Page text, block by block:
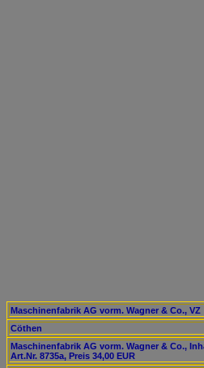
Maschinenfabrik AG vorm. Wagner & Co., VZ
Cöthen
Maschinenfabrik AG vorm. Wagner & Co.,
Art.Nr. 8735a, Preis 34,00 EUR